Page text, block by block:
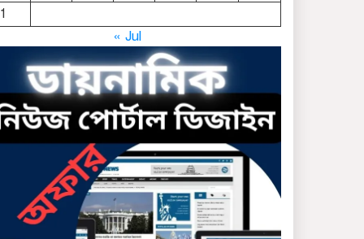
ছাতকে এক স্কুল ছাত্রী
পাশবিকতার শিকার অভিযুক্ত
ছাতক থানার পুলিশ সদস্য
সংগীতে শ্রেষ্ঠ শিল্পী নির্বাচিত
ছাতকের নবাগত ইউএনও’র
সাথে প্রেসক্লাব নেতৃবৃন্দের
সাক্ষাত
কথাসাহিত্যিক রাবেয়া খাতুন
« Jul